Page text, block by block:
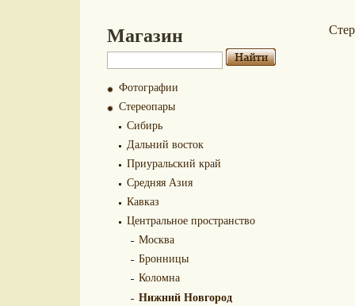
Магазин
Фотографии
Стереопары
Сибирь
Дальний восток
Приуральский край
Средняя Азия
Кавказ
Центральное пространство
Москва
Бронницы
Коломна
Нижний Новгород